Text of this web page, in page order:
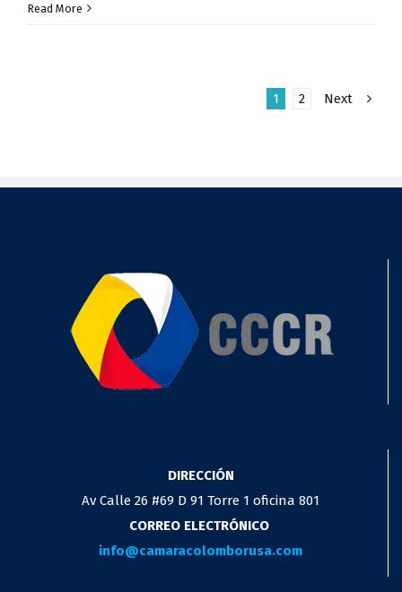
Read More
1 2 Next
DIRECCIÓN
Av Calle 26 #69 D 91 Torre 1 oficina 801
CORREO ELECTRÓNICO
info@camaracolomborusa.com